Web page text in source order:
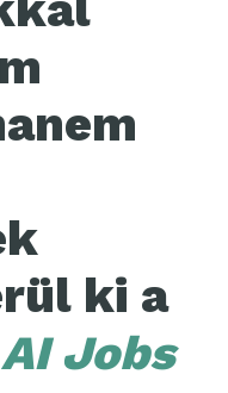
ki a
Jobs